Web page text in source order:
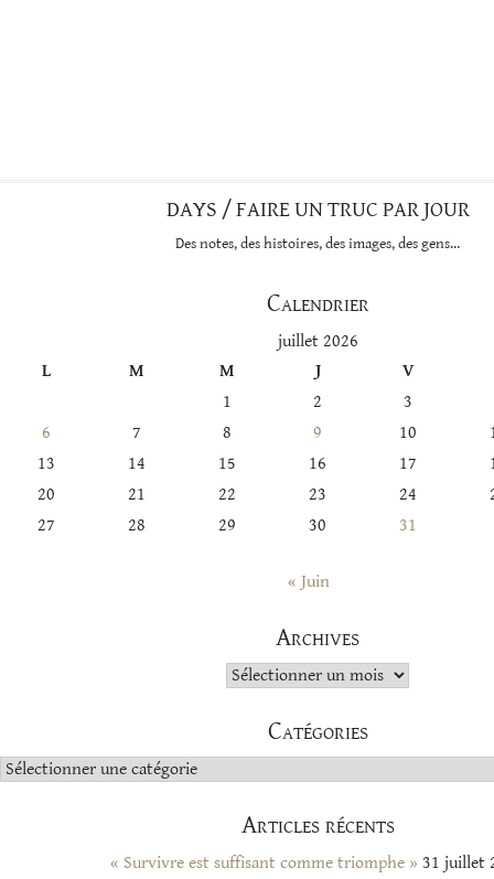
DAYS / FAIRE UN TRUC PAR JOUR
Des notes, des histoires, des images, des gens…
Calendrier
juillet 2026
L
M M J
V
1
2
3
6
7 8 9 10
13
14 15 16 17
20
21 22 23 24
27
28 29 30 31
« Juin
Archives
Archives
Catégories
Catégories
Articles récents
« Survivre est suffisant comme triomphe » 31 juillet